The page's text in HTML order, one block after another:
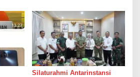
dari Janji Banyak Orang
Silaturahmi Antarinstansi